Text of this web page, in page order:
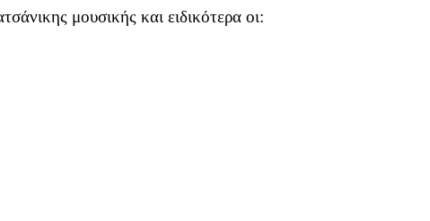
μουσικής και ειδικότερα οι: